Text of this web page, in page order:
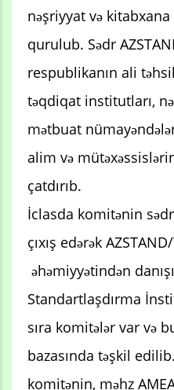
nəşriyyat və
qurulub. Sədr
respublikanın ali
təqdiqat institutları,
mətbuat
alim və
çatdırıb.
İclasda komitənin
çıxış edərək
əhəmiyyətindən
Standartlaşdırma
sıra komitələr var və
bazasında təşkil
komitənin, məhz